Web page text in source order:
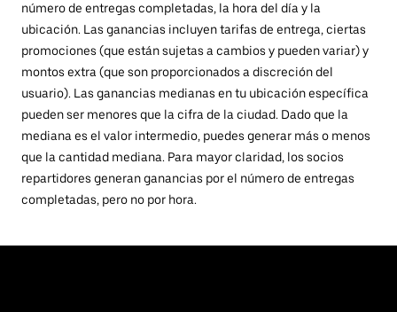
número de entregas completadas, la hora del día y la
ubicación. Las ganancias incluyen tarifas de entrega, ciertas
promociones (que están sujetas a cambios y pueden variar) y
montos extra (que son proporcionados a discreción del
usuario). Las ganancias medianas en tu ubicación específica
pueden ser menores que la cifra de la ciudad. Dado que la
mediana es el valor intermedio, puedes generar más o menos
que la cantidad mediana. Para mayor claridad, los socios
repartidores generan ganancias por el número de entregas
completadas, pero no por hora.